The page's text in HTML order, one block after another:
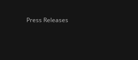
Press Releases